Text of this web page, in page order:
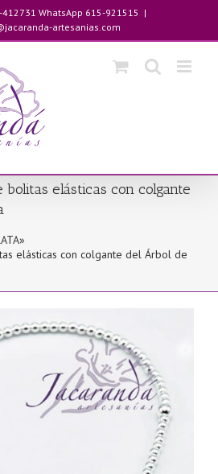
WhatsApp 615-921515 |
artesanias.com
bolitas elásticas con colgante
»
elásticas con colgante del Árbol de